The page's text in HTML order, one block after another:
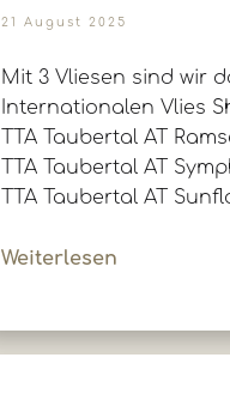
21 August 2025
Mit 3 Vliesen sind wir
Internationalen Vlies
TTA Taubertal AT
TTA Taubertal AT
TTA Taubertal AT
Weiterlesen